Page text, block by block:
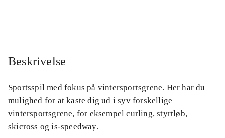
Beskrivelse
Sportsspil med fokus på vintersportsgrene. Her har du
mulighed for at kaste dig ud i syv forskellige
vintersportsgrene, for eksempel curling, styrtløb,
skicross og is-speedway.